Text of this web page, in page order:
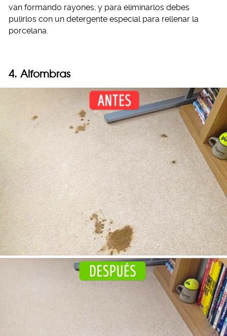
van formando rayones; y para eliminarlos debes
pulirlos con un detergente especial para rellenar la
porcelana.
4. Alfombras